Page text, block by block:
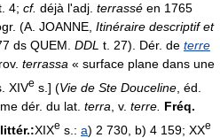
4; cf. déjà l'adj. terrassé en 1765
(A. JOANNE, Itinéraire descriptif et
ds QUEM. DDL t. 27). Dér. de terre
terrassa « surface plane dans une
XIVe s.] (Vie de Ste Douceline , éd.
dér. du lat. terra , v. terre. Fréq.
XIXe s.: a) 2 730, b) 4 159; XXe